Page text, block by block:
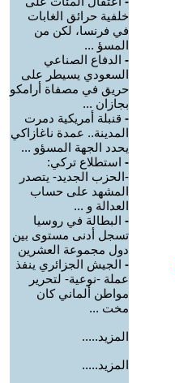
خلفية حرائق الغابات
في فرنسا، لكن من
المسؤ ...
- الدفاع الصناعي
السعودي يسيطر على
حريق في مصفاة أرامكو
بجازان ...
- قنبلة أمريكية دمرت
المدينة.. عمدة ناغازاكي
يحدد الجهة المسؤو ...
- استطلاع تركي:
-الحزب الجديد- يتصدر
المشهد على حساب
العدالة و ...
- البطالة في روسيا
تسجل أدنى مستوى بين
دول مجموعة العشرين
- الجيش الجزائري ينفذ
عملة -نوعية- لتحرير
مواطن ألماني كان
مخت ...
المزيد.....
المزيد.....